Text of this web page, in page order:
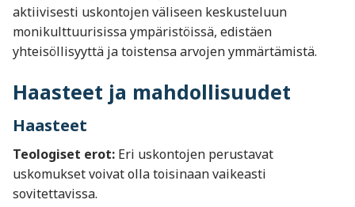
aktiivisesti uskontojen väliseen keskusteluun
monikulttuurisissa ympäristöissä, edistäen
yhteisöllisyyttä ja toistensa arvojen ymmärtämistä.
Haasteet ja mahdollisuudet
Haasteet
Teologiset erot: Eri uskontojen perustavat
uskomukset voivat olla toisinaan vaikeasti
sovitettavissa.